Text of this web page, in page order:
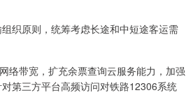
织原则，统筹考虑长途和中短途客运需
络带宽，扩充余票查询云服务能力，加强
第三方平台高频访问对铁路12306系统